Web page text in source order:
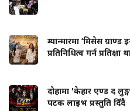
म्यान्मारमा ‘मिसेस
प्रतिनिधित्व गर्न प्रतिक्षा
दोहामा 'केहार एण्ड द
पटक लाइभ प्रस्तुति दिँदै